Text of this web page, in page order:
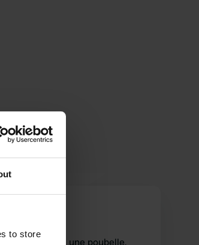
to store
spacieux. Il y a une poubelle,